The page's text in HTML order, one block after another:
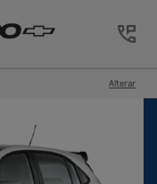
Alterar